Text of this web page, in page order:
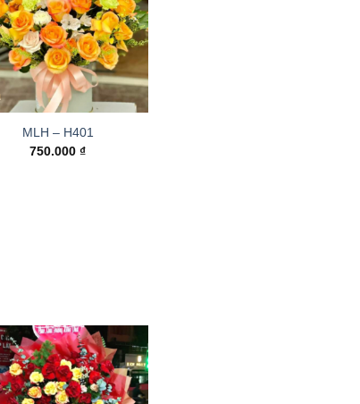
MLH – H401
750.000₫